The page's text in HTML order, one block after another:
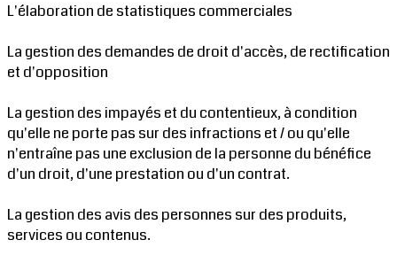
L'élaboration de statistiques commerciales
La gestion des demandes de droit d'accès, de rectification
et d'opposition
La gestion des impayés et du contentieux, à condition
qu'elle ne porte pas sur des infractions et / ou qu'elle
n'entraîne pas une exclusion de la personne du bénéfice
d'un droit, d'une prestation ou d'un contrat.
La gestion des avis des personnes sur des produits,
services ou contenus.